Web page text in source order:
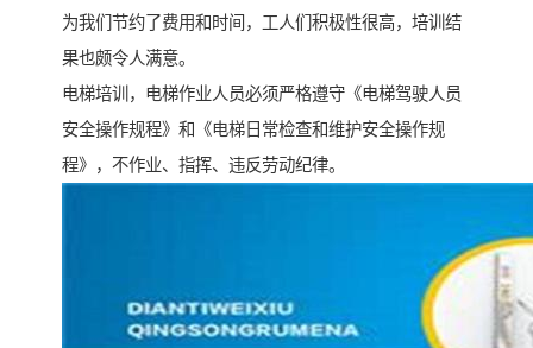
为我们节约了费用和时间，工人们积极性很高，培训结
果也颇令人满意。
电梯培训，电梯作业人员必须严格遵守《电梯驾驶人员
安全操作规程》和《电梯日常检查和维护安全操作规
程》，不作业、指挥、违反劳动纪律。